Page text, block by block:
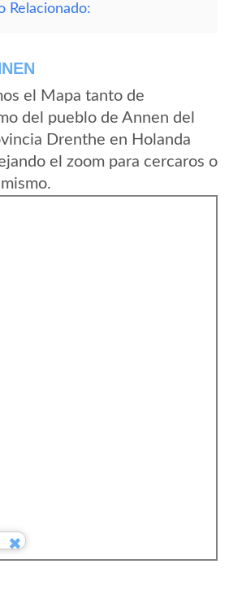
Relacionado:
el Mapa tanto de
del pueblo de Annen del
Drenthe en Holanda
el zoom para cercaros o